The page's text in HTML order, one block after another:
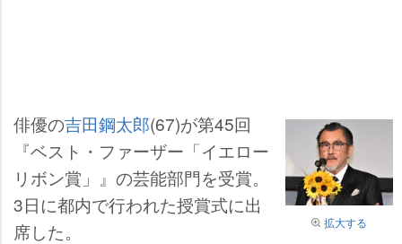
拡大する
俳優の吉田鋼太郎(67)が第45回
『ベスト・ファーザー「イエロー
リボン賞」』の芸能部門を受賞。
3日に都内で行われた授賞式に出
席した。